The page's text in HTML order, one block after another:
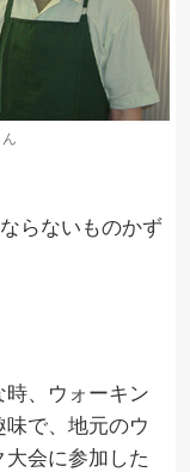
らないものかず
時、ウォーキン
味で、地元のウ
大会に参加した